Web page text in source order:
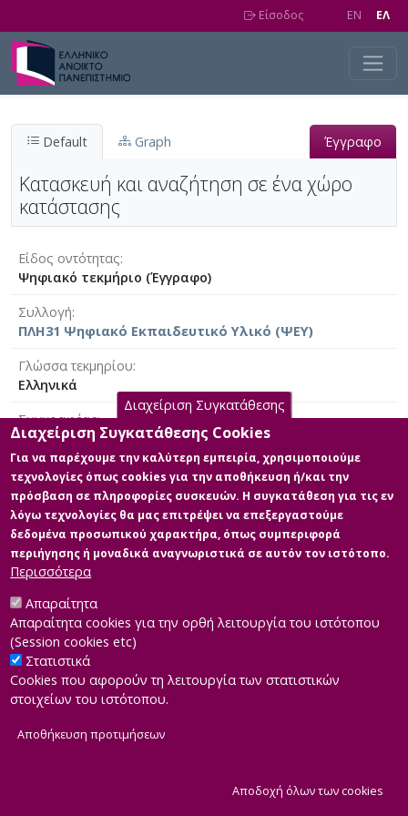
Είσοδος EN EΛ
Default Graph Έγγραφο
Κατασκευή και αναζήτηση σε ένα χώρο
κατάστασης
Είδος οντότητας
Ψηφιακό τεκμήριο (Έγγραφο)
Συλλογή
ΠΛΗ31 Ψηφιακό Εκπαιδευτικό Υλικό (ΨΕΥ)
Γλώσσα τεκμηρίου
Ελληνικά
Συγγραφέας
ΚΑΛΛΕΣ, ΔΗΜΗΤΡΗΣ
Λέξεις κλειδιά
ΠΛΗ31 | τηλεσυνεδρία | Κατηγορηματική Λογική
Διαθέσιμα ψηφιακά αρχεία
Developed byINTEROPTICS
Διαχείριση Συγκατάθεσης
Διαχείριση Συγκατάθεσης Cookies
Για να παρέχουμε την καλύτερη εμπειρία, χρησιμοποιούμε
τεχνολογίες όπως cookies για την αποθήκευση ή/και την
πρόσβαση σε πληροφορίες συσκευών. Η συγκατάθεση για τις εν
λόγω τεχνολογίες θα μας επιτρέψει να επεξεργαστούμε
δεδομένα προσωπικού χαρακτήρα, όπως συμπεριφορά
περιήγησης ή μοναδικά αναγνωριστικά σε αυτόν τον ιστότοπο.
Περισσότερα
Απαραίτητα
Απαραίτητα cookies για την ορθή λειτουργία του ιστότοπου
(Session cookies etc)
Στατιστικά
Cookies που αφορούν τη λειτουργία των στατιστικών
στοιχείων του ιστότοπου.
Αποθήκευση προτιμήσεων
Αποδοχή όλων των cookies